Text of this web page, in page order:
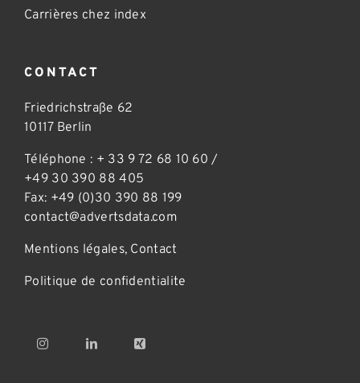
Carrières chez index
CONTACT
Friedrichstraße 62
10117 Berlin
Téléphone : + 33 9 72 68 10 60/
+49 30 390 88 405
Fax: +49 (0)30 390 88 199
contact@advertsdata.com
Mentions légales, Contact
Politique de confidentialite